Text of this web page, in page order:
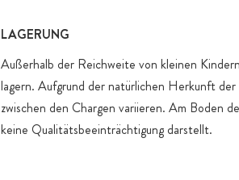
LAGERUNG
Außerhalb der Reichweite von kleinen
lagern. Aufgrund der natürlichen Herkunft
zwischen den Chargen variieren. Am Boden
keine Qualitätsbeeinträchtigung darstellt.